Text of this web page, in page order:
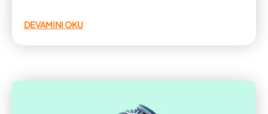
DEVAMINI OKU